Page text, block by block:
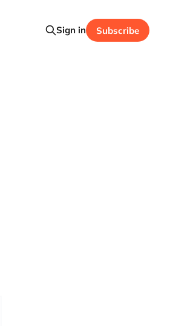
Sign in Subscribe